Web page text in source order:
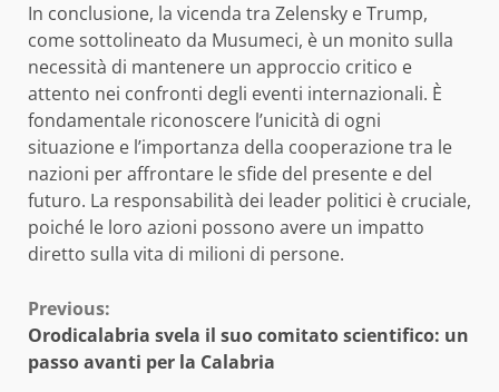
In conclusione, la vicenda tra Zelensky e Trump,
come sottolineato da Musumeci, è un monito sulla
necessità di mantenere un approccio critico e
attento nei confronti degli eventi internazionali. È
fondamentale riconoscere l’unicità di ogni
situazione e l’importanza della cooperazione tra le
nazioni per affrontare le sfide del presente e del
futuro. La responsabilità dei leader politici è cruciale,
poiché le loro azioni possono avere un impatto
diretto sulla vita di milioni di persone.
Continue
Reading
Previous:
Orodicalabria svela il suo comitato scientifico: un
passo avanti per la Calabria